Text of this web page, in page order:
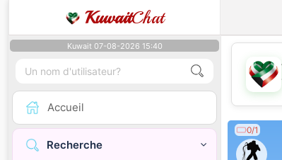
KuwaitChat
Kuwait 07-08-2026 15:40
Accueil
Recherche
0/1